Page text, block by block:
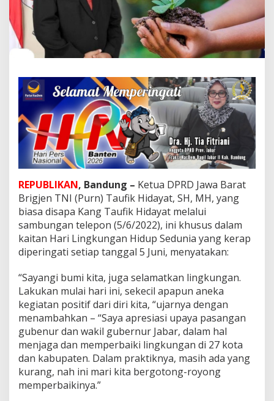
e
u
a
D
P
D
J
a
b
a
,
T
a
u
f
k
H
i
a
a
t
T
g
g
a
p
i
H
REPUBLIKAN, Bandung – Ketua DPRD Jawa Barat
Brigjen TNI (Purn) Taufik Hidayat, SH, MH, yang
biasa disapa Kang Taufik Hidayat melalui
sambungan telepon (5/6/2022), ini khusus dalam
kaitan Hari Lingkungan Hidup Sedunia yang kerap
diperingati setiap tanggal 5 Juni, menyatakan:
“Sayangi bumi kita, juga selamatkan lingkungan.
Lakukan mulai hari ini, sekecil apapun aneka
kegiatan positif dari diri kita, “ujarnya dengan
menambahkan – “Saya apresiasi upaya pasangan
gubenur dan wakil gubernur Jabar, dalam hal
menjaga dan memperbaiki lingkungan di 27 kota
dan kabupaten. Dalam praktiknya, masih ada yang
kurang, nah ini mari kita bergotong-royong
memperbaikinya.”